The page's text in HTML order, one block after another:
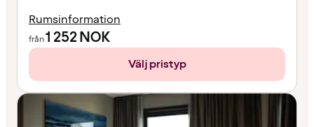
Rumsinformation
från1 252NOK
Välj pristyp